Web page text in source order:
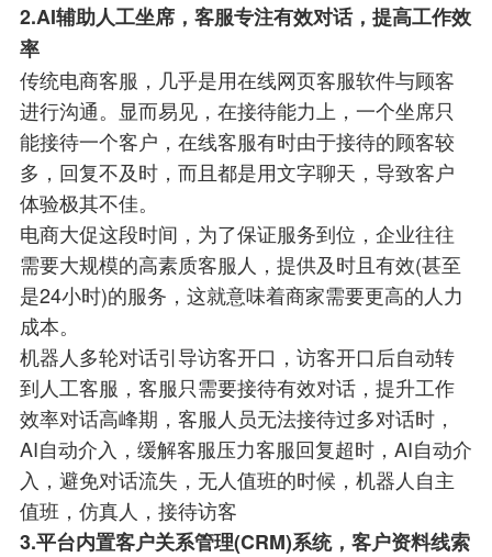
2.AI辅助人工坐席，客服专注有效对话，提高工作效
率
传统电商客服，几乎是用在线网页客服软件与顾客
进行沟通。显而易见，在接待能力上，一个坐席只
能接待一个客户，在线客服有时由于接待的顾客较
多，回复不及时，而且都是用文字聊天，导致客户
体验极其不佳。
电商大促这段时间，为了保证服务到位，企业往往
需要大规模的高素质客服人，提供及时且有效(甚至
是24小时)的服务，这就意味着商家需要更高的人力
成本。
机器人多轮对话引导访客开口，访客开口后自动转
到人工客服，客服只需要接待有效对话，提升工作
效率对话高峰期，客服人员无法接待过多对话时，
AI自动介入，缓解客服压力客服回复超时，AI自动介
入，避免对话流失，无人值班的时候，机器人自主
值班，仿真人，接待访客
3.平台内置客户关系管理(CRM)系统，客户资料线索